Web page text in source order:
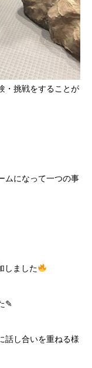
・挑戦をすることが
ムになって一つの事
しました
✎
話し合いを重ねる様